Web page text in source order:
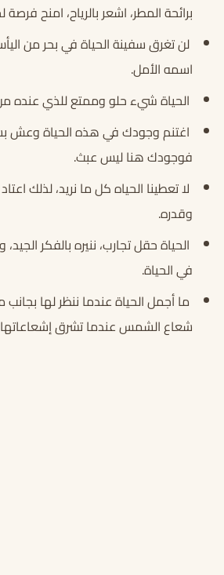
برائحة المطر، اشعر بالرياح، امنح فرصة
لن تغرق سفينة الحياة في بحر من
اسمه الأمل.
الحياة شيء حلو وممتع للذي عنده
اغتنم وجودك في هذه الحياة وعش
فوجودك هنا ليس عبث.
لا تعطينا الحياه كل ما نريد، لذلك
وقدره.
الحياة حقل تجارب، ننيره بالفكر
في الحياة.
ما أجمل الحياة عندما ننظر لها
شعاع الشمس عندما تشرق إشعاعاتها